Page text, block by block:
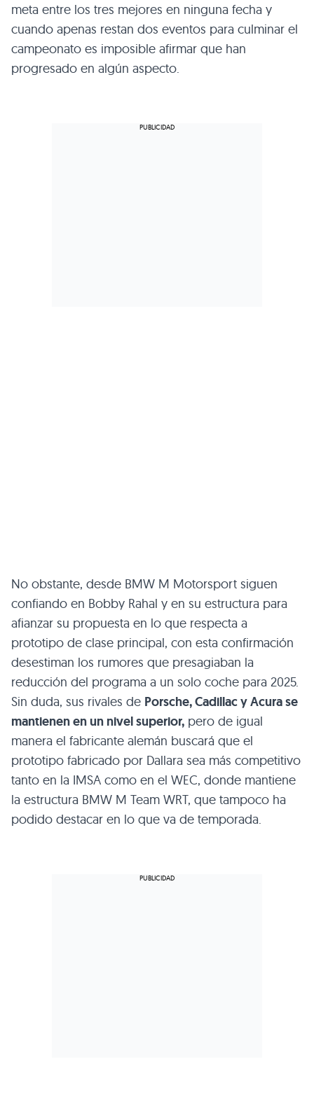
meta entre los tres mejores en ninguna fecha y
cuando apenas restan dos eventos para culminar el
campeonato es imposible afirmar que han
progresado en algún aspecto.
No obstante, desde BMW M Motorsport siguen
confiando en Bobby Rahal y en su estructura para
afianzar su propuesta en lo que respecta a
prototipo de clase principal, con esta confirmación
desestiman los rumores que presagiaban la
reducción del programa a un solo coche para 2025.
Sin duda, sus rivales de Porsche, Cadillac y Acura se
mantienen en un nivel superior, pero de igual
manera el fabricante alemán buscará que el
prototipo fabricado por Dallara sea más competitivo
tanto en la IMSA como en el WEC, donde mantiene
la estructura BMW M Team WRT, que tampoco ha
podido destacar en lo que va de temporada.